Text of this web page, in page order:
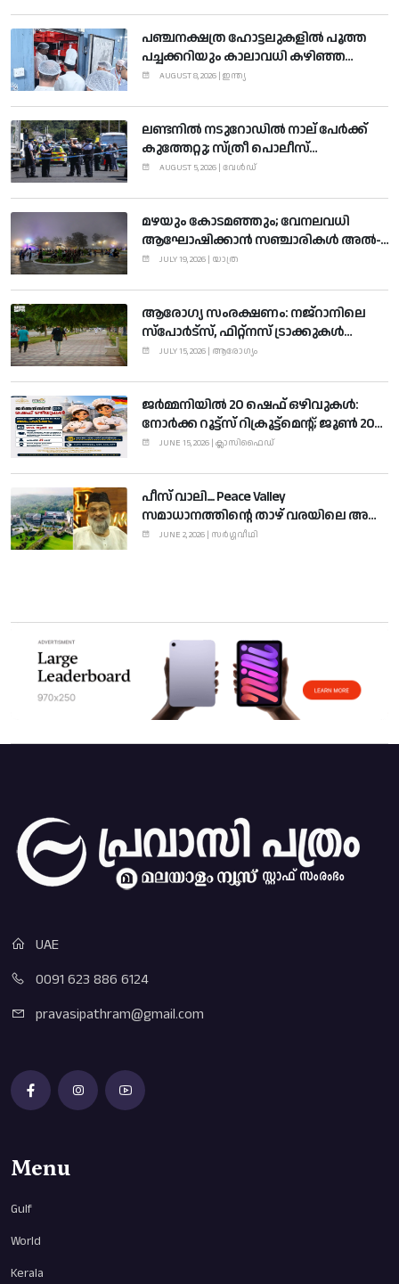
പഞ്ചനക്ഷത്ര ഹോട്ടലുകളില്‍ പൂത്ത
പച്ചക്കറിയും കാലാവധി കഴിഞ്ഞ
മാംസവും, ബാംഗ്ലൂരില്‍ നിരത്തി
AUGUST 8, 2026 | ഇന്ത്യ
ലണ്ടനില്‍ നടുറോഡില്‍ നാല് പേര്‍ക്ക്
കുത്തേറ്റു; സ്ത്രീ പൊലീസ്
കസ്റ്റഡിയില്‍
AUGUST 5, 2026 | വേള്‍ഡ്
മഴയും കോടമഞ്ഞും; വേനലവധി
ആഘോഷിക്കാന്‍ സഞ്ചാരികള്‍ അല്‍-
ബാഹയിലേക്കും തായിഫിലേക്കും
JULY 19, 2026 | യാത്ര
ആരോഗ്യ സംരക്ഷണം: നജ്റാനിലെ
സ്‌പോര്‍ട്‌സ്, ഫിറ്റ്‌നസ് ട്രാക്കുകള്‍
ജനപ്രിയമാകുന്നു
JULY 15, 2026 | ആരോഗ്യം
ജര്‍മ്മനിയില്‍ 20 ഷെഫ് ഒഴിവുകള്‍:
നോര്‍ക്ക റൂട്ട്‌സ് റിക്രൂട്ട്മെന്റ്; ജൂണ്‍ 20
വരെ അപേക്ഷിക്കാം
JUNE 15, 2026 | ക്ലാസിഫൈഡ്
പീസ് വാലി.... Peace Valley
സമാധാനത്തിന്റെ താഴ് വരയിലെ അകം
തണുപ്പിച്ച ദിനരാത്രങ്ങൾ....
JUNE 2, 2026 | സർഗ്ഗവീഥി
UAE
0091 623 886 6124
pravasipathram@gmail.com
Menu
Gulf
World
Kerala